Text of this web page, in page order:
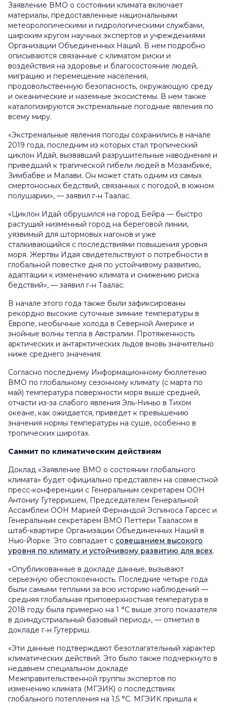
Заявление ВМО о состоянии климата включает
материалы, предоставленные национальными
метеорологическими и гидрологическими службами,
широким кругом научных экспертов и учреждениями
Организации Объединенных Наций. В нем подробно
описываются связанные с климатом риски и
воздействия на здоровье и благосостояние людей,
миграцию и перемещение населения,
продовольственную безопасность, окружающую среду
и океанические и наземные экосистемы. В нем также
каталогизируются экстремальные погодные явления по
всему миру.
«Экстремальные явления погоды сохранились в начале
2019 года, последним из которых стал тропический
циклон Идай, вызвавший разрушительные наводнения и
приведший к трагической гибели людей в Мозамбике,
Зимбабве и Малави. Он может стать одним из самых
смертоносных бедствий, связанных с погодой, в южном
полушарии», — заявил г‑н Таалас.
«Циклон Идай обрушился на город Бейра — быстро
растущий низменный город на береговой линии,
уязвимый для штормовых нагонов и уже
сталкивающийся с последствиями повышения уровня
моря. Жертвы Идая свидетельствуют о потребности в
глобальной повестке дня по устойчивому развитию,
адаптации к изменению климата и снижению риска
бедствий», — заявил г‑н Таалас.
В начале этого года также были зафиксированы
рекордно высокие суточные зимние температуры в
Европе, необычные холода в Северной Америке и
знойные волны тепла в Австралии. Протяженность
арктических и антарктических льдов вновь значительно
ниже среднего значения.
Согласно последнему Информационному бюллетеню
ВМО по глобальному сезонному климату (с марта по
май) температура поверхности моря выше средней,
отчасти из-за слабого явления Эль-Ниньо в Тихом
океане, как ожидается, приведет к превышению
значения нормы температуры на суше, особенно в
тропических широтах.
Саммит по климатическим действиям
Доклад «Заявление ВМО о состоянии глобального
климата» будет официально представлен на совместной
пресс-конференции с Генеральным секретарем ООН
Антониу Гутерришем, Председателем Генеральной
Ассамблеи ООН Марией Фернандой Эспиноса Гарсес и
Генеральным секретарем ВМО Петтери Тааласом в
штаб-квартире Организации Объединенных Наций в
Нью-Йорке. Это совпадает с совещанием высокого
уровня по климату и устойчивому развитию для всех.
«Опубликованные в докладе данные, вызывают
серьезную обеспокоенность. Последние четыре года
были самыми теплыми за всю историю наблюдений —
средняя глобальная приповерхностная температура в
2018 году была примерно на 1 °C выше этого показателя
в доиндустриальный базовый период», — отметил в
докладе г‑н Гутерриш.
«Эти данные подтверждают безотлагательный характер
климатических действий. Это было также подчеркнуто в
недавнем специальном докладе
Межправительственной группы экспертов по
изменению климата (МГЭИК) о последствиях
глобального потепления на 1,5 °С. МГЭИК пришла к